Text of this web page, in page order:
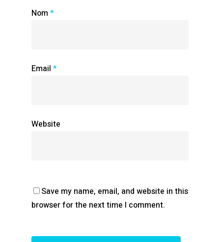
Nom *
Email *
Website
Save my name, email, and website in this
browser for the next time I comment.